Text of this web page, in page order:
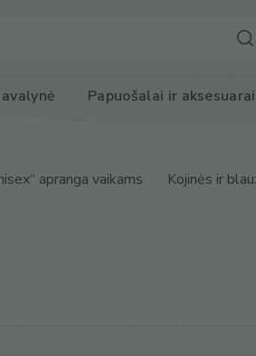
Papuošalai ir aksesuarai
apranga vaikams Kojinės ir